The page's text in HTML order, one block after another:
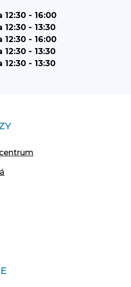
12:30 - 16:00
12:30 - 13:30
12:30 - 16:00
12:30 - 13:30
12:30 - 13:30